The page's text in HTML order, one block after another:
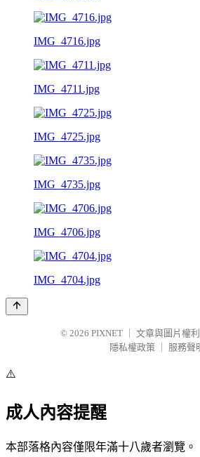
IMG_4716.jpg
IMG_4711.jpg
IMG_4725.jpg
IMG_4735.jpg
IMG_4706.jpg
IMG_4704.jpg
© 2026 PIXNET
文章與圖片權
隱私權政策
服務聲
⚠️
成人內容提醒
本部落格內容僅限年滿十八歲者瀏覽。